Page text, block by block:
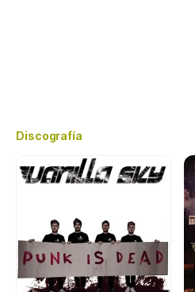
Discografía